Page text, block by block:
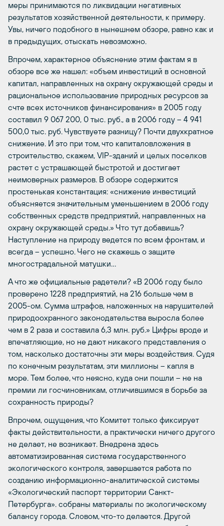
меры принимаются по ликвидации негативных
результатов хозяйственной деятельности, к примеру.
Увы, ничего подобного в нынешнем обзоре, равно как и
в предыдущих, отыскать невозможно.
Впрочем, характерное объяснение этим фактам я в
обзоре все же нашел: «объем инвестиций в основной
капитал, направленных на охрану окружающей среды и
рациональное использование природных ресурсов за
счте всех источников финансирования» в 2005 году
составил 9 067 200, 0 тыс. руб., а в 2006 году – 4 941
500,0 тыс. руб. Чувствуете разницу? Почти двухкратное
снижение. И это при том, что капиталовложения в
строительство, скажем, VIP-зданий и целых поселков
растет с устрашающей быстротой и достигает
неимоверных размеров. В обзоре содержится
простенькая константация: «снижение инвестиций
объясняется значительным уменьшением в 2006 году
собственных средств предприятий, направленных на
охрану окружающей среды.» Что тут добавишь?
Наступление на природу ведется по всем фронтам, и
всегда – успешно. Чего не скажешь о защите
многострадальной матушки…
А что же официальные радетели? «В 2006 году было
проверено 1228 предприятий, на 216 больше чем в
2005-ом. Сумма штрафов, наложенных на нарушителей
природоохранного законодательства выросла более
чем в 2 раза и составила 6,3 млн. руб.» Цифры вроде и
впечатляющие, но не дают никакого представления о
том, насколько достаточны эти меры воздействия. Судя
по конечным результатам, эти миллионы – капля в
море. Тем более, что неясно, куда они пошли – не на
премии ли госчиновникам, отличившимся в борьбе за
сохранность природы?
Впрочем, ощущения, что Комитет только фиксирует
факты действительности, а практически ничего другого
не делает, не возникает. Внедрена здесь
автоматизированная система государственного
экологического контроля, завершается работа по
созданию информационно-аналитической системы
«Экологический паспорт территории Санкт-
Петербурга». собраны материалы по экологическому
балансу города. Словом, что-то делается. Другой